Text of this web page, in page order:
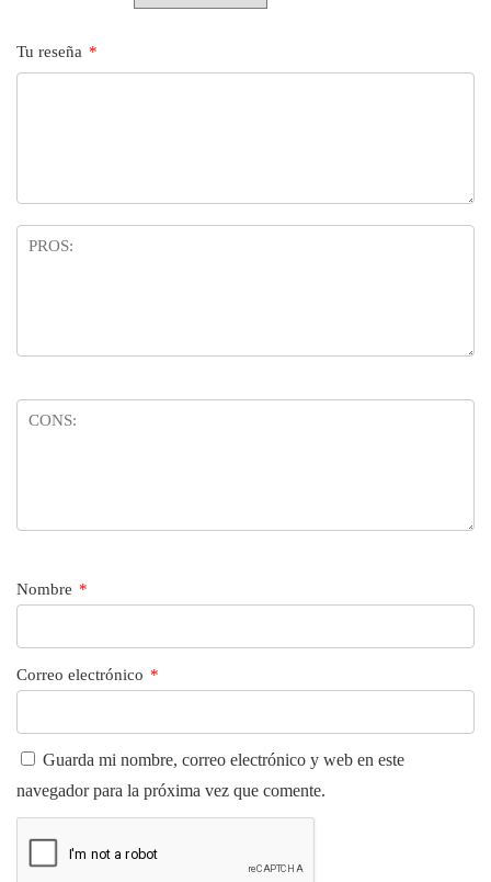
Tu reseña *
Nombre *
Correo electrónico *
Guarda mi nombre, correo electrónico y web en este
navegador para la próxima vez que comente.